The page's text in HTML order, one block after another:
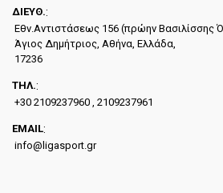
ΔΙΕYΘ.:
Εθν.Αντιστάσεως 156 (πρώην Βασιλίσσης
Άγιος Δημήτριος, Αθήνα, Ελλάδα,
17236
ΤΗΛ.:
+30 2109237960 , 2109237961
EMAIL:
info@ligasport.gr